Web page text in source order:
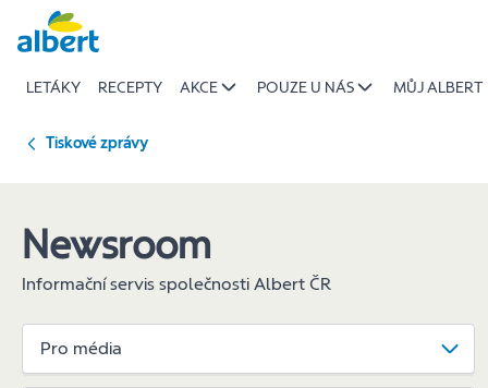
Přeskočit
Správné
stravování
LETÁKY RECEPTY AKCE POUZE U NÁS MŮJ ALBERT
Tiskové zprávy
Newsroom
Informační servis společnosti Albert ČR
Pro média